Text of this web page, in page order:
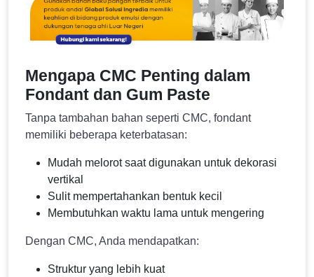
Mengapa CMC Penting dalam
Fondant dan Gum Paste
Tanpa tambahan bahan seperti CMC, fondant
memiliki beberapa keterbatasan:
Mudah melorot saat digunakan untuk dekorasi
vertikal
Sulit mempertahankan bentuk kecil
Membutuhkan waktu lama untuk mengering
Dengan CMC, Anda mendapatkan:
Struktur yang lebih kuat